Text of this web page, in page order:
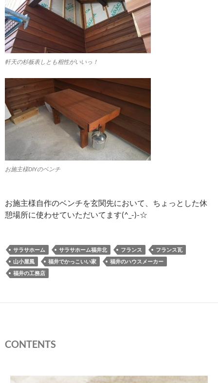
軒天の杉板表しとも相性がいいっ！
お施主様DIYのベンチ
お施主様自作のベンチを玄関先において、ちょっとした休
憩場所に使わせていただいてます(^_-)-☆
サラサホーム サラサホーム福井北 フランス
フランス瓦
山小屋風
福井でかっこいい家
福井のハウスメーカー
福井の工務店
CONTENTS